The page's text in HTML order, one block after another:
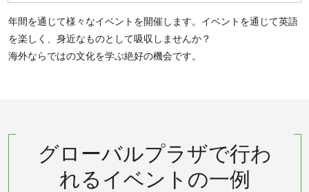
年間を通じて様々なイベントを開催します。イベントを通じて英語
を楽しく、身近なものとして吸収しませんか？
海外ならではの文化を学ぶ絶好の機会です。
グローバルプラザで行わ
れるイベントの一例